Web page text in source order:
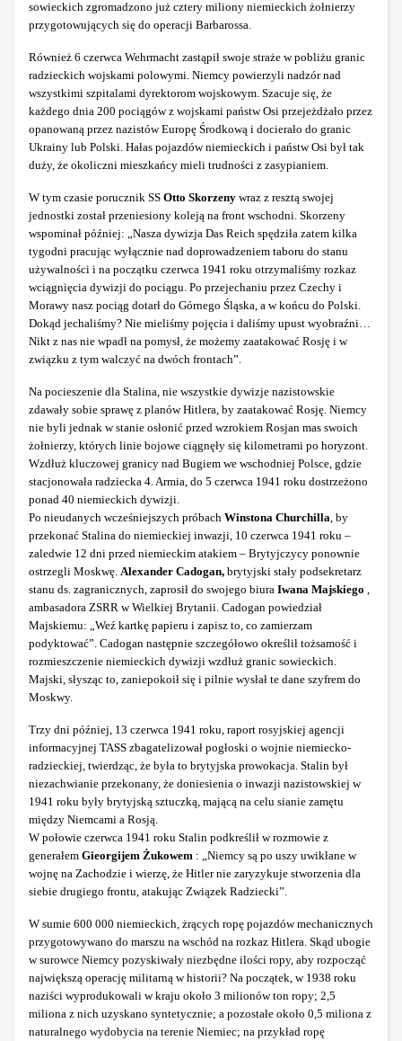
sowieckich zgromadzono już cztery miliony niemieckich żołnierzy
przygotowujących się do operacji Barbarossa.
Również 6 czerwca Wehrmacht zastąpił swoje straże w pobliżu granic
radzieckich wojskami polowymi. Niemcy powierzyli nadzór nad
wszystkimi szpitalami dyrektorom wojskowym. Szacuje się, że
każdego dnia 200 pociągów z wojskami państw Osi przejeżdżało przez
opanowaną przez nazistów Europę Środkową i docierało do granic
Ukrainy lub Polski. Hałas pojazdów niemieckich i państw Osi był tak
duży, że okoliczni mieszkańcy mieli trudności z zasypianiem.
W tym czasie porucznik SS Otto Skorzeny wraz z resztą swojej
jednostki został przeniesiony koleją na front wschodni. Skorzeny
wspominał później: „Nasza dywizja Das Reich spędziła zatem kilka
tygodni pracując wyłącznie nad doprowadzeniem taboru do stanu
używalności i na początku czerwca 1941 roku otrzymaliśmy rozkaz
wciągnięcia dywizji do pociągu. Po przejechaniu przez Czechy i
Morawy nasz pociąg dotarł do Górnego Śląska, a w końcu do Polski.
Dokąd jechaliśmy? Nie mieliśmy pojęcia i daliśmy upust wyobraźni…
Nikt z nas nie wpadł na pomysł, że możemy zaatakować Rosję i w
związku z tym walczyć na dwóch frontach”.
Na pocieszenie dla Stalina, nie wszystkie dywizje nazistowskie
zdawały sobie sprawę z planów Hitlera, by zaatakować Rosję. Niemcy
nie byli jednak w stanie osłonić przed wzrokiem Rosjan mas swoich
żołnierzy, których linie bojowe ciągnęły się kilometrami po horyzont.
Wzdłuż kluczowej granicy nad Bugiem we wschodniej Polsce, gdzie
stacjonowała radziecka 4. Armia, do 5 czerwca 1941 roku dostrzeżono
ponad 40 niemieckich dywizji.
Po nieudanych wcześniejszych próbach Winstona Churchilla , by
przekonać Stalina do niemieckiej inwazji, 10 czerwca 1941 roku –
zaledwie 12 dni przed niemieckim atakiem – Brytyjczycy ponownie
ostrzegli Moskwę. Alexander Cadogan, brytyjski stały podsekretarz
stanu ds. zagranicznych, zaprosił do swojego biura Iwana Majskiego
ambasadora ZSRR w Wielkiej Brytanii. Cadogan powiedział
Majskiemu: „Weź kartkę papieru i zapisz to, co zamierzam
podyktować”. Cadogan następnie szczegółowo określił tożsamość i
rozmieszczenie niemieckich dywizji wzdłuż granic sowieckich.
Majski, słysząc to, zaniepokoił się i pilnie wysłał te dane szyfrem do
Moskwy.
Trzy dni później, 13 czerwca 1941 roku, raport rosyjskiej agencji
informacyjnej TASS zbagatelizował pogłoski o wojnie niemiecko-
radzieckiej, twierdząc, że była to brytyjska prowokacja. Stalin był
niezachwianie przekonany, że doniesienia o inwazji nazistowskiej w
1941 roku były brytyjską sztuczką, mającą na celu sianie zamętu
między Niemcami a Rosją.
W połowie czerwca 1941 roku Stalin podkreślił w rozmowie z
generałem Gieorgijem Żukowem : „Niemcy są po uszy uwikłane w
wojnę na Zachodzie i wierzę, że Hitler nie zaryzykuje stworzenia dla
siebie drugiego frontu, atakując Związek Radziecki”.
W sumie 600 000 niemieckich, żrących ropę pojazdów mechanicznych
przygotowywano do marszu na wschód na rozkaz Hitlera. Skąd ubogie
w surowce Niemcy pozyskiwały niezbędne ilości ropy, aby rozpocząć
największą operację militarną w historii? Na początek, w 1938 roku
naziści wyprodukowali w kraju około 3 milionów ton ropy; 2,5
miliona z nich uzyskano syntetycznie; a pozostałe około 0,5 miliona z
naturalnego wydobycia na terenie Niemiec; na przykład ropę